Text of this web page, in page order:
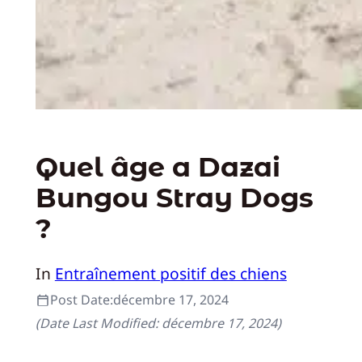
Quel âge a Dazai
Bungou Stray Dogs
?
In Entraînement positif des chiens
Post Date:décembre 17, 2024
(Date Last Modified:décembre 17, 2024)